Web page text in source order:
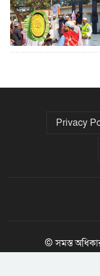
Privacy
© সমস্ত